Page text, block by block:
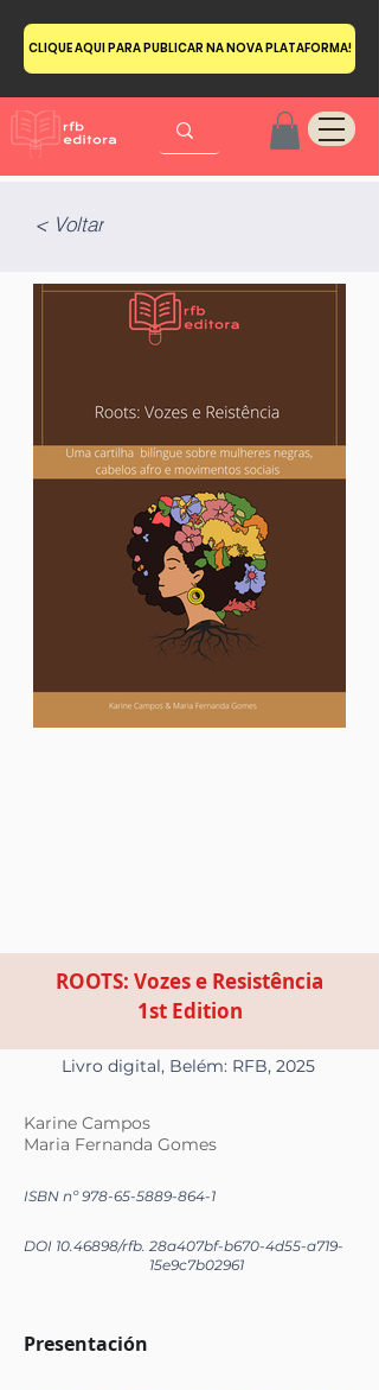
CLIQUE AQUI PARA PUBLICAR NA NOVA PLATAFORMA!
< Voltar
ROOTS: Vozes e Resistência
1st Edition
Livro digital, Belém: RFB, 2025
Karine Campos
Maria Fernanda Gomes
ISBN nº978-65-5889-864-1
DOI 10.46898/rfb. 28a407bf-b670-4d55-a719-
15e9c7b02961
Presentación